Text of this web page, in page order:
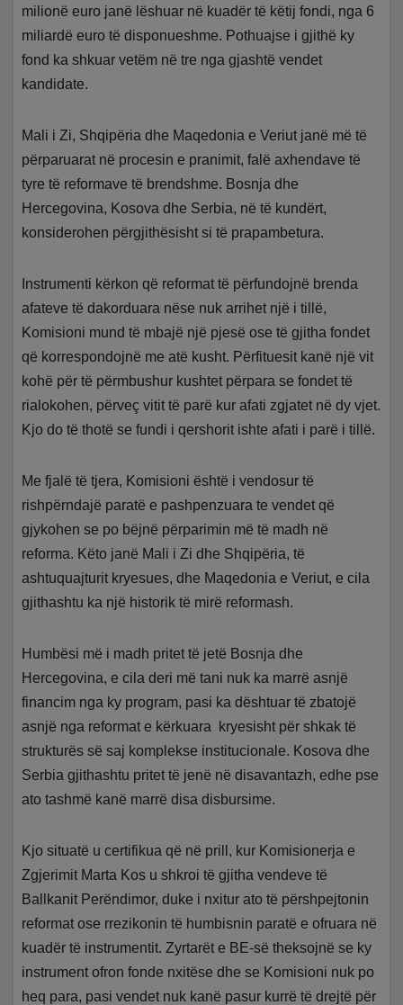
milionë euro janë lëshuar në kuadër të këtij fondi, nga 6
miliardë euro të disponueshme. Pothuajse i gjithë ky
fond ka shkuar vetëm në tre nga gjashtë vendet
kandidate.
Mali i Zi, Shqipëria dhe Maqedonia e Veriut janë më të
përparuarat në procesin e pranimit, falë axhendave të
tyre të reformave të brendshme. Bosnja dhe
Hercegovina, Kosova dhe Serbia, në të kundërt,
konsiderohen përgjithësisht si të prapambetura.
Instrumenti kërkon që reformat të përfundojnë brenda
afateve të dakorduara nëse nuk arrihet një i tillë,
Komisioni mund të mbajë një pjesë ose të gjitha fondet
që korrespondojnë me atë kusht. Përfituesit kanë një vit
kohë për të përmbushur kushtet përpara se fondet të
rialokohen, përveç vitit të parë kur afati zgjatet në dy vjet.
Kjo do të thotë se fundi i qershorit ishte afati i parë i tillë.
Me fjalë të tjera, Komisioni është i vendosur të
rishpërndajë paratë e pashpenzuara te vendet që
gjykohen se po bëjnë përparimin më të madh në
reforma. Këto janë Mali i Zi dhe Shqipëria, të
ashtuquajturit kryesues, dhe Maqedonia e Veriut, e cila
gjithashtu ka një historik të mirë reformash.
Humbësi më i madh pritet të jetë Bosnja dhe
Hercegovina, e cila deri më tani nuk ka marrë asnjë
financim nga ky program, pasi ka dështuar të zbatojë
asnjë nga reformat e kërkuara kryesisht për shkak të
strukturës së saj komplekse institucionale. Kosova dhe
Serbia gjithashtu pritet të jenë në disavantazh, edhe pse
ato tashmë kanë marrë disa disbursime.
Kjo situatë u certifikua që në prill, kur Komisionerja e
Zgjerimit Marta Kos u shkroi të gjitha vendeve të
Ballkanit Perëndimor, duke i nxitur ato të përshpejtonin
reformat ose rrezikonin të humbisnin paratë e ofruara në
kuadër të instrumentit. Zyrtarët e BE-së theksojnë se ky
instrument ofron fonde nxitëse dhe se Komisioni nuk po
heq para, pasi vendet nuk kanë pasur kurrë të drejtë për